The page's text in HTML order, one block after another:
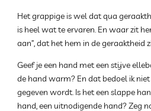
Het grappige is wel dat qua
is heel wat te ervaren. En waar zit
aan”, dat het hem in de geraaktheid
Geef je een hand met een stijve
de hand warm? En dat bedoel ik
gegeven wordt. Is het een slappe
hand, een uitnodigende hand? Zeg